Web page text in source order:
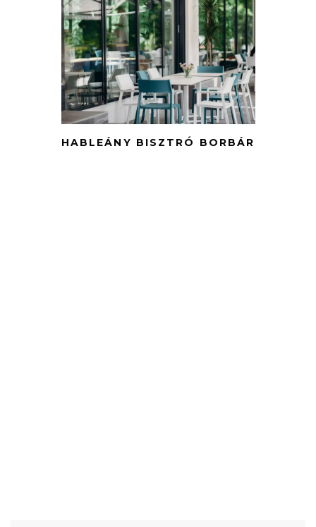
HABLEÁNY BISZTRÓ BORBÁR